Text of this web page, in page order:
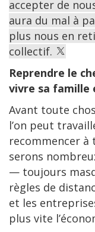
accepter de
aura du mal à
plus nous en
collectif.
Reprendre le
vivre sa famille
Avant toute
l’on peut
recommencer
serons
— toujours
règles de
et les
plus vite